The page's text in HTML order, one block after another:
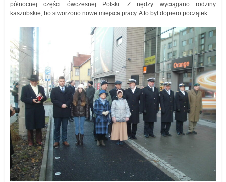
północnej części ówczesnej Polski. Z nędzy wyciągano rodziny
kaszubskie, bo stworzono nowe miejsca pracy. A to był dopiero początek.